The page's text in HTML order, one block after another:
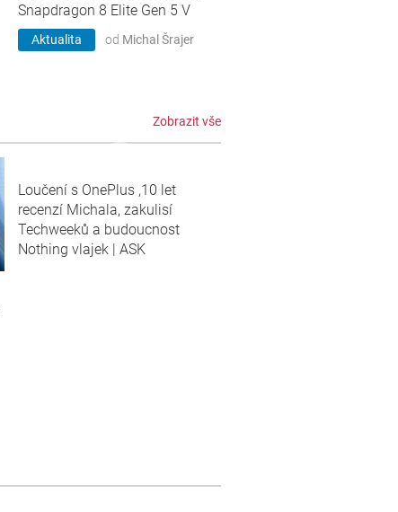
Snapdragon 8 Elite Gen 5 V
Aktualita od Michal Šrajer
Zobrazit vše
Loučení s OnePlus ,10 let
recenzí Michala, zakulisí
Techweeků a budoucnost
Nothing vlajek | ASK